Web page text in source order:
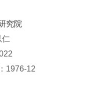
究院
仁
1976-12